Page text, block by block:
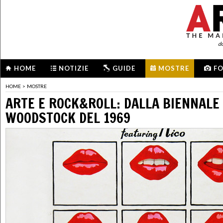
HOME NOTIZIE GUIDE MOSTRE
HOME > MOSTRE
ARTE E ROCK&ROLL: DALLA
WOODSTOCK DEL 1969